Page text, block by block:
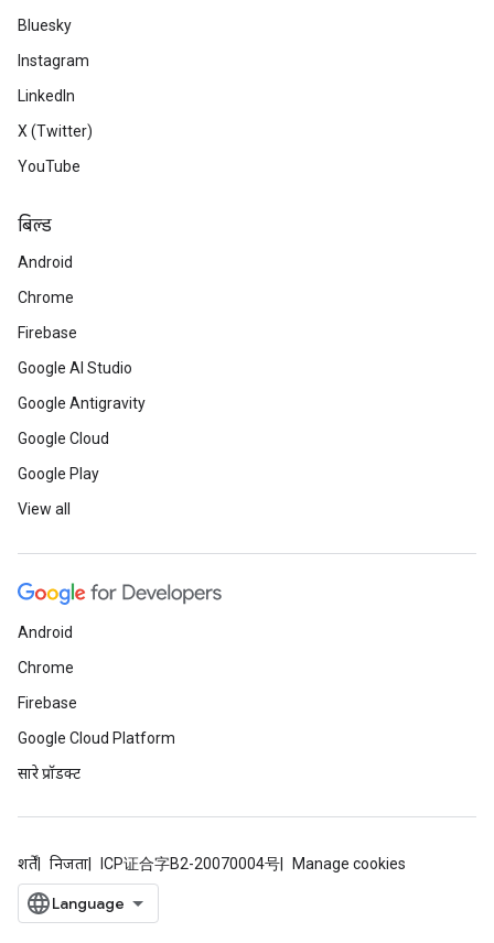
Bluesky
Instagram
LinkedIn
X (Twitter)
YouTube
बिल्ड
Android
Chrome
Firebase
Google AI Studio
Google Antigravity
Google Cloud
Google Play
View all
Android
Chrome
Firebase
Google Cloud Platform
सारे प्रॉडक्ट
शर्तें निजता ICP证合字B2-20070004号 Manage cookies